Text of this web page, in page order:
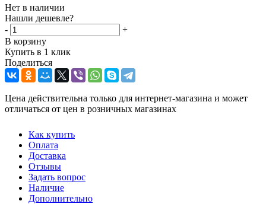
Нет в наличии
Нашли дешевле?
-
+
В корзину
Купить в 1 клик
Поделиться
Цена действительна только для интернет-магазина и может
отличаться от цен в розничных магазинах
Как купить
Оплата
Доставка
Отзывы
Задать вопрос
Наличие
Дополнительно